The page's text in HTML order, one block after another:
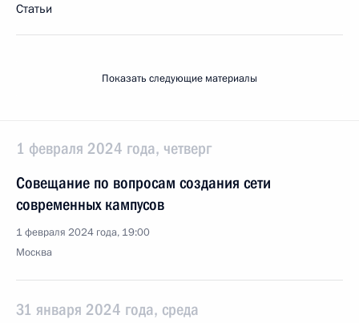
Статьи
Показать следующие материалы
1 февраля 2024 года, четверг
Совещание по вопросам создания сети
современных кампусов
1 февраля 2024 года, 19:00
Москва
31 января 2024 года, среда